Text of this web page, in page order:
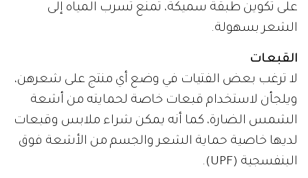
على تكوين طبقة سميكة، تمنع تسرب المياه إلى
الشعر بسهولة.
القبعات
لا ترغب بعض الفتيات في وضع أي منتج على شعرهن،
ويلجأن لاستخدام قبعات خاصة لحمايته من أشعة
الشمس الضارة، كما أنه يمكن شراء ملابس وقبعات
لديها خاصية حماية الشعر والجسم من الأشعة فوق
البنفسجية (UPF).